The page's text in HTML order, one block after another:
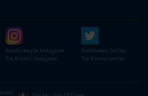
Swehockeyse Instagram
Tre Kronor instagram
Swehockey twitter
Tre Kronor twitter